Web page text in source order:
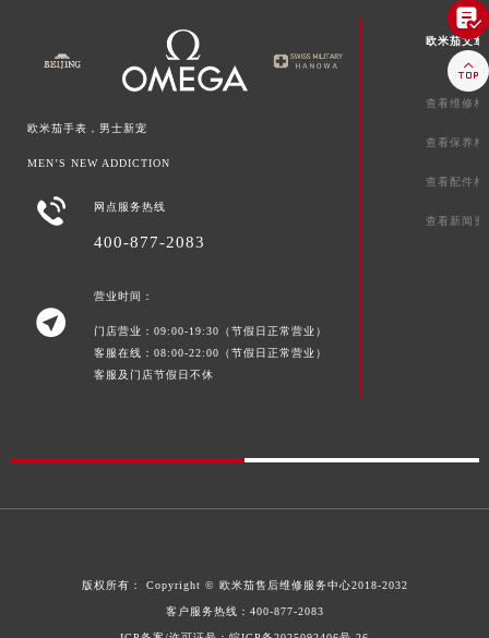
欧米茄手表，男士新宠
MEN’S NEW ADDICTION
 网点服务热线
400-877-2083

营业时间：
门店营业：09:00-19:30（节假日正常营业）
客服在线：08:00-22:00（节假日正常营业）
客服及门店节假日不休
欧米茄文章
查看维修相
查看保养相
查看配件相
查看新闻资
版权所有： Copyright © 欧米茄售后维修服务中心2018-2032
客户服务热线： 400-877-2083

